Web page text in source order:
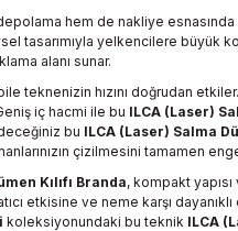
hem de nakliye
tasarımıyla yelkencilere büyük
alanı sunar.
teknenizin hızını doğrudan
iç hacmi ile bu ILCA (Laser)
bu ILCA (Laser) Salma
çizilmesini tamamen
Kılıfı Branda, kompakt
etkisine ve neme karşı
koleksiyonundaki bu teknik ILCA